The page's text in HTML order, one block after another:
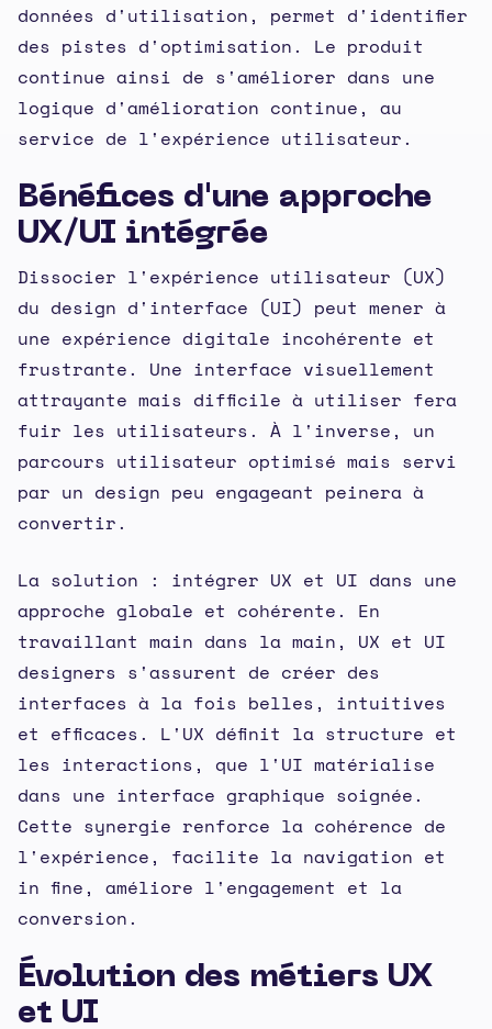
données d'utilisation, permet d'identifier
des pistes d'optimisation. Le produit
continue ainsi de s'améliorer dans une
logique d'amélioration continue, au
service de l'expérience utilisateur.
Bénéfices d'une approche
UX/UI intégrée
Dissocier l'expérience utilisateur (UX)
du design d'interface (UI) peut mener à
une expérience digitale incohérente et
frustrante. Une interface visuellement
attrayante mais difficile à utiliser fera
fuir les utilisateurs. À l'inverse, un
parcours utilisateur optimisé mais servi
par un design peu engageant peinera à
convertir.
La solution : intégrer UX et UI dans une
approche globale et cohérente. En
travaillant main dans la main, UX et UI
designers s'assurent de créer des
interfaces à la fois belles, intuitives
et efficaces. L'UX définit la structure et
les interactions, que l'UI matérialise
dans une interface graphique soignée.
Cette synergie renforce la cohérence de
l'expérience, facilite la navigation et
in fine, améliore l'engagement et la
conversion.
Évolution des métiers UX
et UI